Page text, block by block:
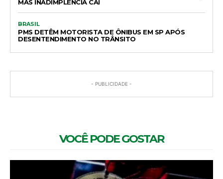
MAS INADIMPLÊNCIA CAI
BRASIL
PMS DETÊM MOTORISTA DE ÔNIBUS EM SP APÓS
DESENTENDIMENTO NO TRÂNSITO
- PUBLICIDADE -
VOCÊ PODE GOSTAR